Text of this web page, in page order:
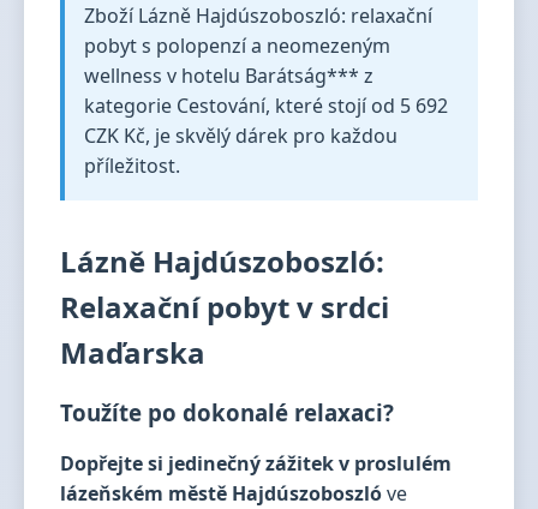
Zboží Lázně Hajdúszoboszló: relaxační
pobyt s polopenzí a neomezeným
wellness v hotelu Barátság*** z
kategorie Cestování, které stojí od 5 692
CZK Kč, je skvělý dárek pro každou
příležitost.
Lázně Hajdúszoboszló:
Relaxační pobyt v srdci
Maďarska
Toužíte po dokonalé relaxaci?
Dopřejte si jedinečný zážitek v proslulém
lázeňském městě Hajdúszoboszlóve